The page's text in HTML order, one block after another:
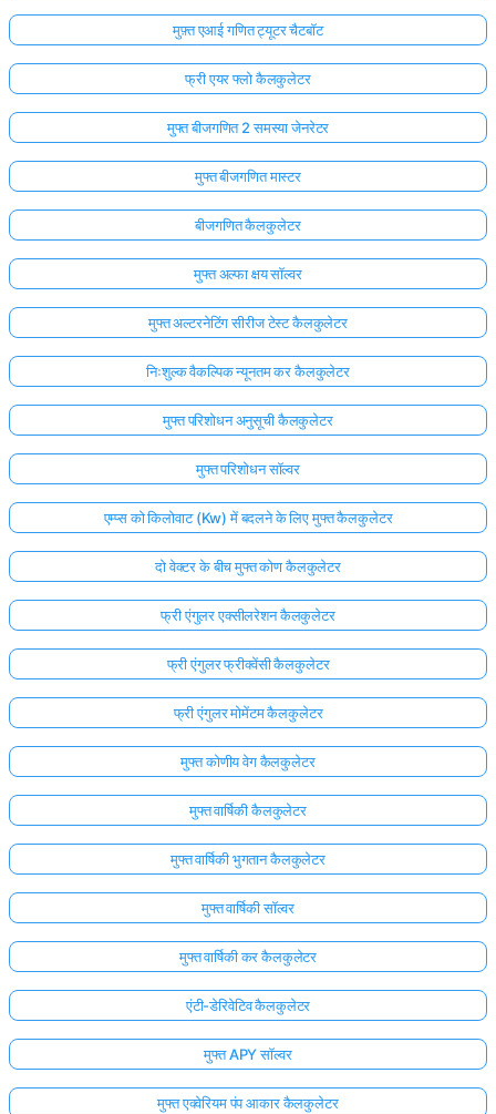
मुफ़्त एआई गणित ट्यूटर चैटबॉट
फ्री एयर फ्लो कैलकुलेटर
मुफ्त बीजगणित 2 समस्या जेनरेटर
मुफ्त बीजगणित मास्टर
बीजगणित कैलकुलेटर
मुफ्त अल्फा क्षय सॉल्वर
मुफ्त अल्टरनेटिंग सीरीज टेस्ट कैलकुलेटर
निःशुल्क वैकल्पिक न्यूनतम कर कैलकुलेटर
मुफ्त परिशोधन अनुसूची कैलकुलेटर
मुफ्त परिशोधन सॉल्वर
एम्प्स को किलोवाट (Kw) में बदलने के लिए मुफ्त कैलकुलेटर
दो वेक्टर के बीच मुफ्त कोण कैलकुलेटर
फ्री एंगुलर एक्सीलरेशन कैलकुलेटर
फ्री एंगुलर फ्रीक्वेंसी कैलकुलेटर
फ्री एंगुलर मोमेंटम कैलकुलेटर
मुफ्त कोणीय वेग कैलकुलेटर
मुफ्त वार्षिकी कैलकुलेटर
मुफ्त वार्षिकी भुगतान कैलकुलेटर
मुफ्त वार्षिकी सॉल्वर
मुफ्त वार्षिकी कर कैलकुलेटर
एंटी-डेरिवेटिव कैलकुलेटर
मुफ्त APY सॉल्वर
मुफ्त एक्वेरियम पंप आकार कैलकुलेटर